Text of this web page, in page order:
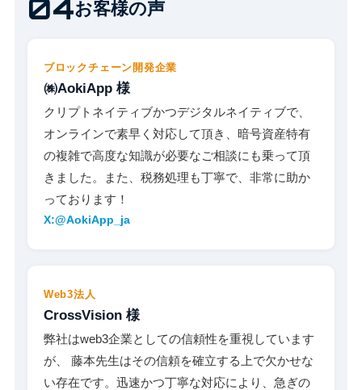
04お客様の声
ブロックチェーン開発企業
㈱AokiApp 様
クリプトネイティブかつデジタルネイティブで、
オンラインで素早く対応して頂き、暗号資産特有
の複雑で高度な知識が必要なご相談にも乗って頂
きました。また、税務処理も丁寧で、非常に助か
っております！
X:@AokiApp_ja
Web3法人
CrossVision 様
弊社はweb3企業としての信頼性を重視しています
が、 藤本先生はその信頼を確立する上で欠かせな
い存在です。迅速かつ丁寧な対応により、急ぎの